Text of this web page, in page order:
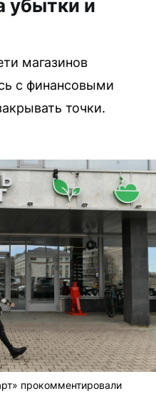
убытки и
магазинов
с финансовыми
точки.
прокомментировали